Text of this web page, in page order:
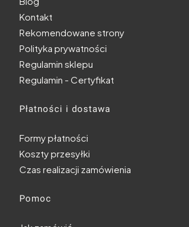
Kontakt
Rekomendowane strony
Polityka prywatności
Regulamin sklepu
Regulamin - Certyfikat
Płatności i dostawa
Formy płatności
Koszty przesyłki
Czas realizacji zamówienia
Pomoc